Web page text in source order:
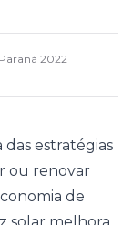
2022
das estratégias
ou renovar
de